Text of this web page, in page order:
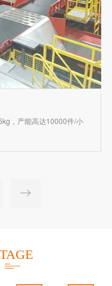
，产能高达10000件/小